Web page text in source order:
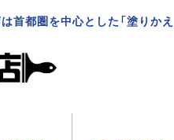
首都圏を中心とした「塗りか